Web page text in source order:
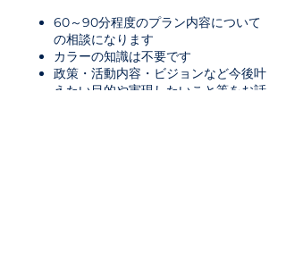
60～90分程度のプラン内容について
の相談になります
カラーの知識は不要です
政策・活動内容・ビジョンなど今後叶
えたい目的や実現したいこと等をお話